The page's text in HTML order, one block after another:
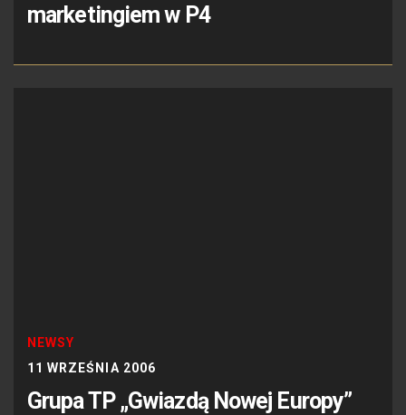
marketingiem w P4
NEWSY
11 WRZEŚNIA 2006
Grupa TP „Gwiazdą Nowej Europy”